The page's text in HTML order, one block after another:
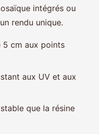
intégrés ou
rendu unique.
5 cm aux points
aux UV et aux
que la résine